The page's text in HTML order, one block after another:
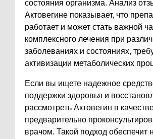
состояния организма. Анализ
Актовегине показывает, что
работает и может стать важной
комплексного лечения при
заболеваниях и состояниях,
активизации метаболических
Если вы ищете надежное
поддержки здоровья и
рассмотреть Актовегин в
предварительно
врачом. Такой подход обеспечит